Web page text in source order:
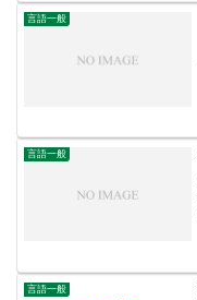
言語一般
言語一般
言語一般